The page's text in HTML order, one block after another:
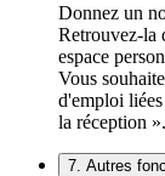
Donnez un
Retrouvez-la
espace
Vous
d'emploi
la réception ».
7. Autres